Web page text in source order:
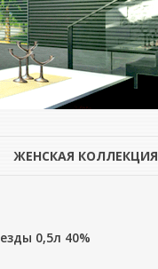
ЖЕНСКАЯ КОЛЛЕКЦИЯ
0,5л 40%